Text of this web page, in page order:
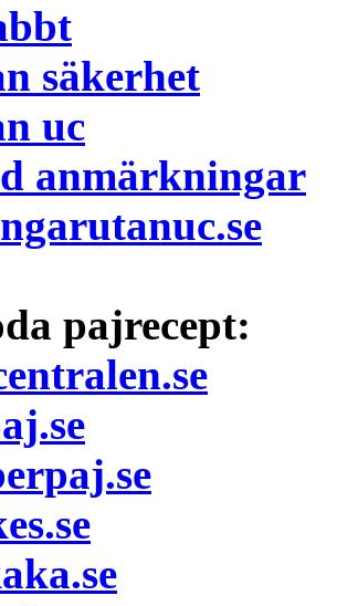
säkerhet
uc
anmärkningar
pajrecept: